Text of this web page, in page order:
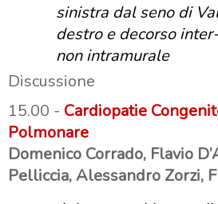
sinistra dal seno di
destro e decorso
non intramurale
Discussione
15.00 - Cardiopatie
Polmonare
Domenico Corrado, Flavio
Pelliccia, Alessandro Zorzi,